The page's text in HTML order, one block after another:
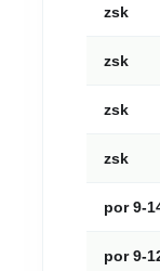
zsk
zsk
zsk
zsk
por 9-
por 9-